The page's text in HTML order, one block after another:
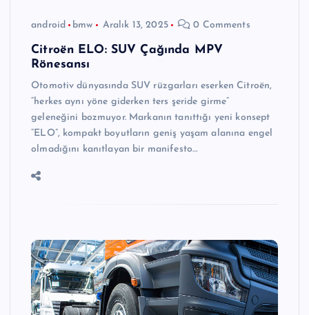
android bmw Aralık 13, 2025 0 Comments
Citroën ELO: SUV Çağında MPV
Rönesansı
Otomotiv dünyasında SUV rüzgarları eserken Citroën,
“herkes aynı yöne giderken ters şeride girme”
geleneğini bozmuyor. Markanın tanıttığı yeni konsept
“ELO”, kompakt boyutların geniş yaşam alanına engel
olmadığını kanıtlayan bir manifesto…